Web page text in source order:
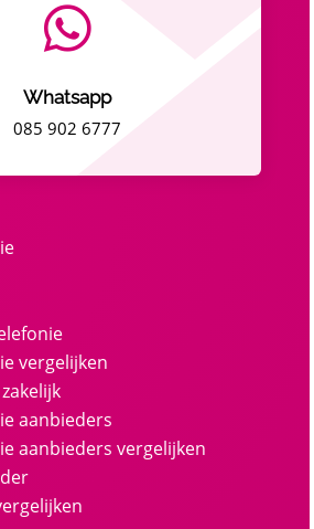

Whatsapp
085 902 6777
vergelijken
aanbieders
aanbieders vergelijken